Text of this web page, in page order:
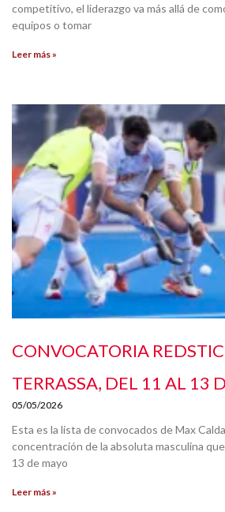
competitivo, el liderazgo va más allá de
equipos o tomar
Leer más »
CONVOCATORIA
TERRASSA, DEL 11 AL 13
05/05/2026
Esta es la lista de convocados de Max
concentración de la absoluta masculina
13 de mayo
Leer más »